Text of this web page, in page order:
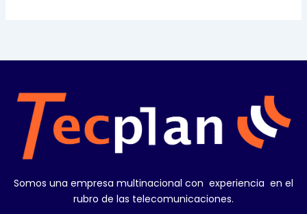
Somos una empresa multinacional con experiencia en el
rubro de las telecomunicaciones.